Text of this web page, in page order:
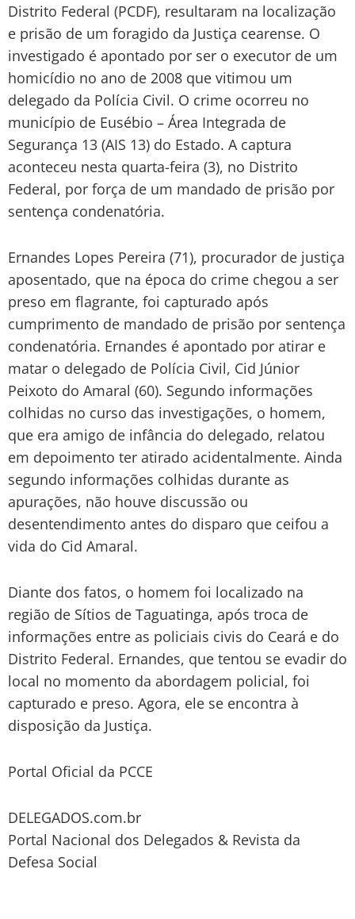
Distrito Federal (PCDF), resultaram na localização
e prisão de um foragido da Justiça cearense. O
investigado é apontado por ser o executor de um
homicídio no ano de 2008 que vitimou um
delegado da Polícia Civil. O crime ocorreu no
município de Eusébio – Área Integrada de
Segurança 13 (AIS 13) do Estado. A captura
aconteceu nesta quarta-feira (3), no Distrito
Federal, por força de um mandado de prisão por
sentença condenatória.
Ernandes Lopes Pereira (71), procurador de justiça
aposentado, que na época do crime chegou a ser
preso em flagrante, foi capturado após
cumprimento de mandado de prisão por sentença
condenatória. Ernandes é apontado por atirar e
matar o delegado de Polícia Civil, Cid Júnior
Peixoto do Amaral (60). Segundo informações
colhidas no curso das investigações, o homem,
que era amigo de infância do delegado, relatou
em depoimento ter atirado acidentalmente. Ainda
segundo informações colhidas durante as
apurações, não houve discussão ou
desentendimento antes do disparo que ceifou a
vida do Cid Amaral.
Diante dos fatos, o homem foi localizado na
região de Sítios de Taguatinga, após troca de
informações entre as policiais civis do Ceará e do
Distrito Federal. Ernandes, que tentou se evadir do
local no momento da abordagem policial, foi
capturado e preso. Agora, ele se encontra à
disposição da Justiça.
Portal Oficial da PCCE
DELEGADOS.com.br
Portal Nacional dos Delegados & Revista da
Defesa Social